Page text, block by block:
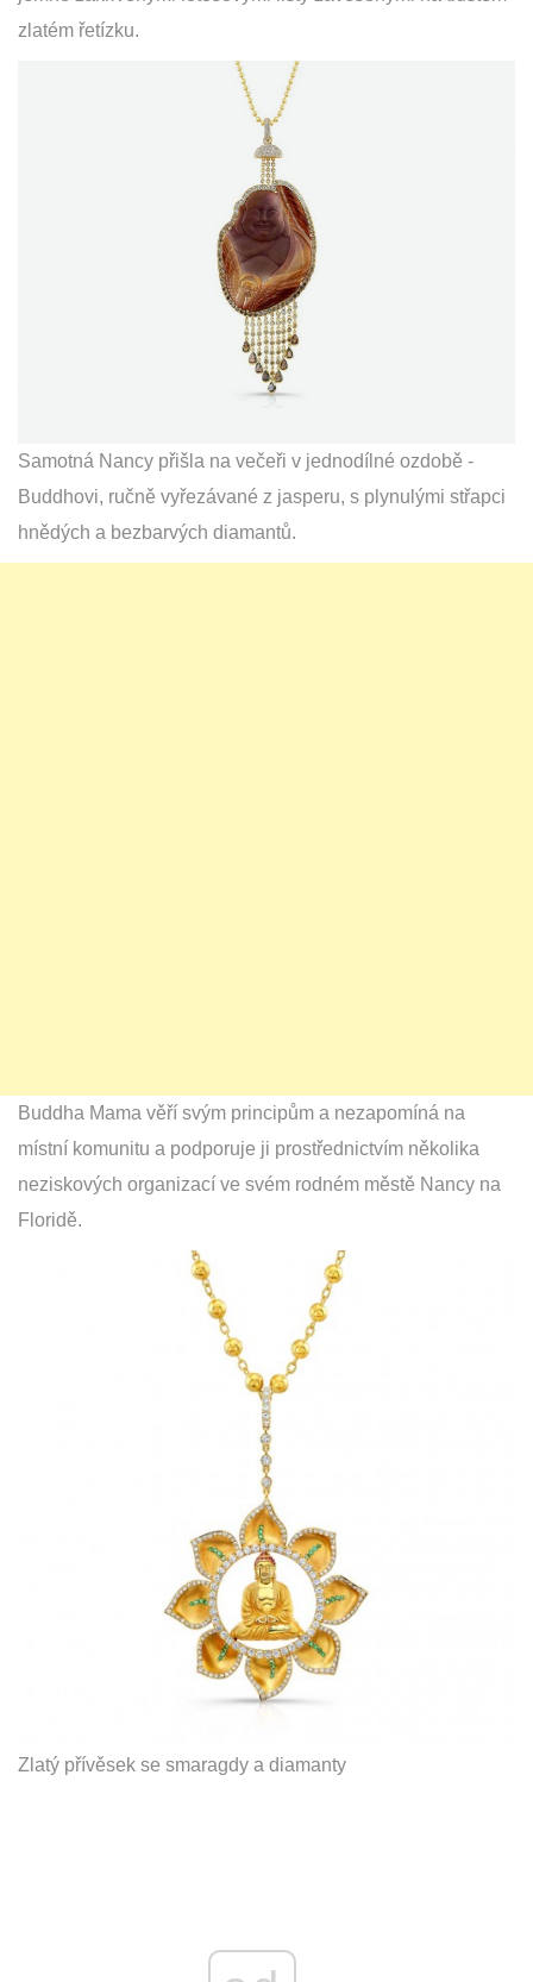
zlatém řetízku.
Samotná Nancy přišla na večeři v jednodílné ozdobě -
Buddhovi, ručně vyřezávané z jasperu, s plynulými střapci
hnědých a bezbarvých diamantů.
Buddha Mama věří svým principům a nezapomíná na
místní komunitu a podporuje ji prostřednictvím několika
neziskových organizací ve svém rodném městě Nancy na
Floridě.
Zlatý přívěsek se smaragdy a diamanty